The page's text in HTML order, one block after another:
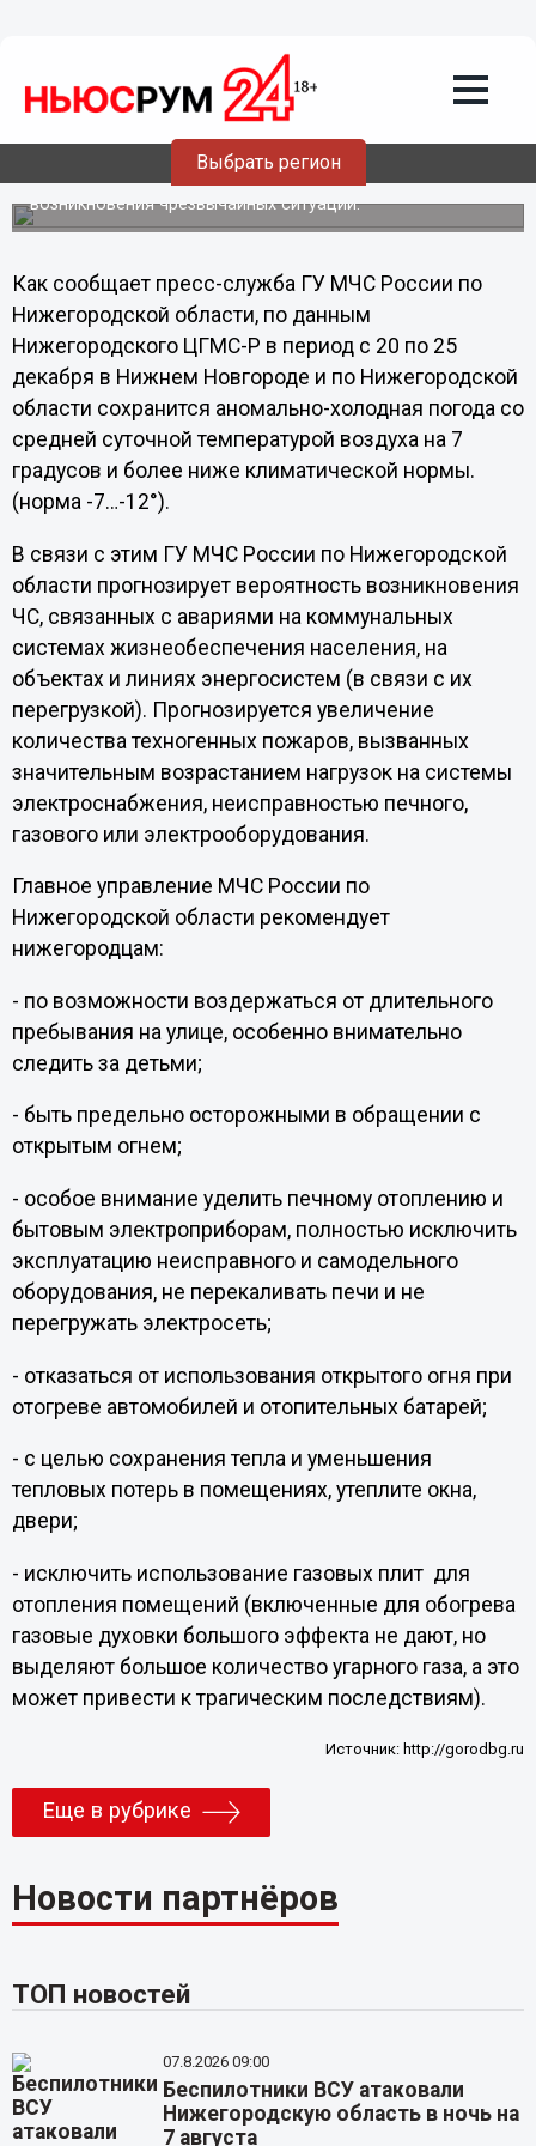
Выбрать регион
МЧС обратилось к нижегородцам с
экстренным предупреждением
С 20 декабря по 25 декабря на территории
Нижегородской области о высокой степени вероятности
возникновения чрезвычайных ситуаций.
Как сообщает пресс-служба ГУ МЧС России по
Нижегородской области, по данным
Нижегородского ЦГМС-Р в период с 20 по 25
декабря в Нижнем Новгороде и по Нижегородской
области сохранится аномально-холодная погода со
средней суточной температурой воздуха на 7
градусов и более ниже климатической нормы.
(норма -7…-12°).
В связи с этим ГУ МЧС России по Нижегородской
области прогнозирует вероятность возникновения
ЧС, связанных с авариями на коммунальных
системах жизнеобеспечения населения, на
объектах и линиях энергосистем (в связи с их
перегрузкой). Прогнозируется увеличение
количества техногенных пожаров, вызванных
значительным возрастанием нагрузок на системы
электроснабжения, неисправностью печного,
газового или электрооборудования.
Главное управление МЧС России по
Нижегородской области рекомендует
нижегородцам:
- по возможности воздержаться от длительного
пребывания на улице, особенно внимательно
следить за детьми;
- быть предельно осторожными в обращении с
открытым огнем;
- особое внимание уделить печному отоплению и
бытовым электроприборам, полностью исключить
эксплуатацию неисправного и самодельного
оборудования, не перекаливать печи и не
перегружать электросеть;
- отказаться от использования открытого огня при
отогреве автомобилей и отопительных батарей;
- с целью сохранения тепла и уменьшения
тепловых потерь в помещениях, утеплите окна,
двери;
- исключить использование газовых плит для
отопления помещений (включенные для обогрева
газовые духовки большого эффекта не дают, но
выделяют большое количество угарного газа, а это
может привести к трагическим последствиям).
Источник: http://gorodbg.ru
Еще в рубрике
Новости партнёров
ТОП новостей
07.8.2026 09:00
Беспилотники ВСУ атаковали
Нижегородскую область в ночь на
7 августа